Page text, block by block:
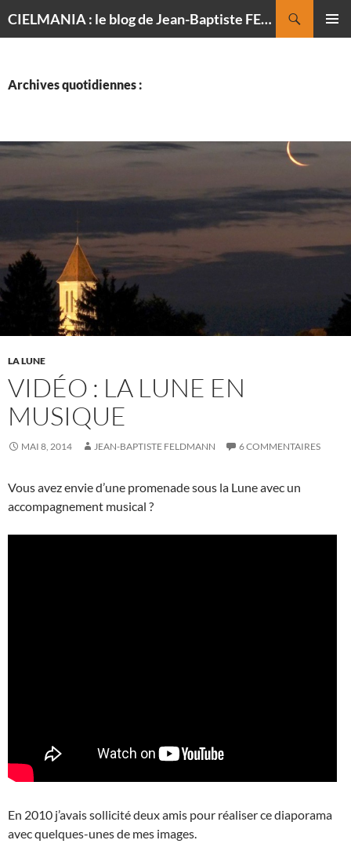
CIELMANIA : le blog de Jean-Baptiste FELDMANN, photographe du ciel
Archives quotidiennes :
LA LUNE
VIDÉO : LA LUNE EN
MUSIQUE
MAI 8, 2014 JEAN-BAPTISTE FELDMANN 6 COMMENTAIRES
Vous avez envie d’une promenade sous la Lune avec un
accompagnement musical ?
En 2010 j’avais sollicité deux amis pour réaliser ce diaporama
avec quelques-unes de mes images.